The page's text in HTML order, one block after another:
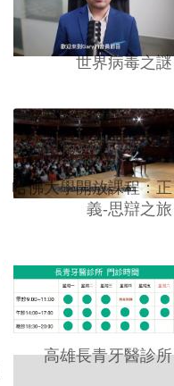
世界病毒之謎
哈佛大學開放課程：正
義-思辯之旅
高雄長青牙醫診所